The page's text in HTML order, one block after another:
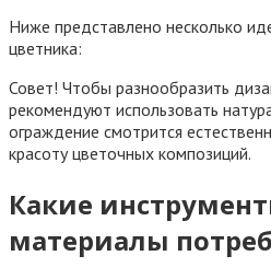
Ниже представлено несколько
цветника:
Совет! Чтобы разнообразить
рекомендуют использовать
ограждение смотрится
красоту цветочных композиций.
Какие
материалы